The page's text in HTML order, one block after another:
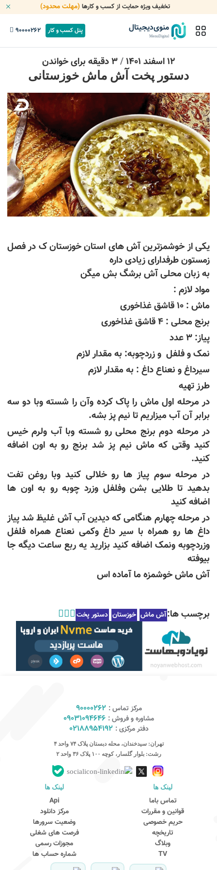
تخفیف ویژه حمایت از کسب و کارها(مهلت محدود)
منوی‌دیجیتال
MenuDigital
پنل کسب و کار 90000262
کارشناس مشاوره و فروش
جهت ارتباط در پیامرسان بله کلیک کنید
تماس تلفنی با کارشناس فروش
09031094646
90000262
021-88954192
12 اسفند 1401 /3 دقیقه برای خواندن
دستور پخت آش ماش خوزستانی
یکی از خوشمزترین آش های استان خوزستان ک در فصل
زمستون طرفدارای زیادی داره
به زبان محلی آش برشگ بش میگن
مواد لازم :
ماش : 10 قاشق غذاخوری
برنج محلی : 4 قاشق غذاخوری
پیاز: 3 عدد
نمک و فلفل و زردچوبه: به مقدار لازم
سیرداغ و نعناع داغ : به مقدار لازم
طرز تهیه
در مرحله اول ماش را پاک کرده وآن را شسته وبا دو سه
برابر آن آب میزاریم تا نیم پز بشه.
در مرحله دوم برنج محلی رو شسته وبا آب ولرم خیس
کنید وقتی که ماش نیم پز شد برنج رو به اون اضافه
کنید.
در مرحله سوم پیاز ها رو خلالی کنید وبا روغن تفت
بدهید تا طلایی بشن وفلفل وزرد چوبه رو به اون ها
اضافه کنید
در مرحله چهارم هنگامی که دیدین آب آش غلیظ شد پیاز
داغ ها رو همراه با سیر داغ وکمی نعناع همراه فلفل
وزردچوبه ونمک اضافه کنید بزارید یه ربع ساعت دیگه جا
بیوفته
آش ماش خوشمزه ما آماده اس
برچسب ها:آش ماش خوزستان دستور پخت
مرکز تماس : 90000262
مشاوره و فروش : 09031094646
دفتر مرکزی : 02188954192
تهران: سیدخندان، محله دبستان پلاک ۷۴ واحد ۴
رشت: بلوار گلسار، کوچه ۱۰۰ پلاک ۳۶ واحد ۲
لینک ها
تماس باما
قوانین و مقررات
حریم خصوصی
تاریخچه
وبلاگ
TV
لینک ها
Api
مرکز دانلود
وضعیت سرورها
فرصت های شغلی
مجوزات رسمی
شماره حساب ها